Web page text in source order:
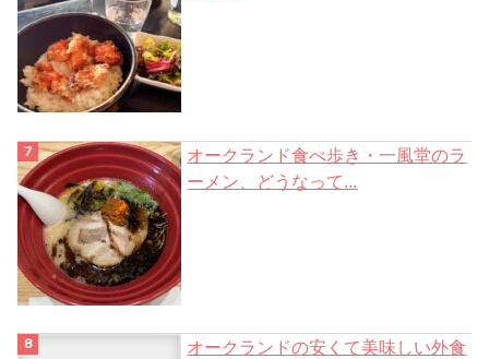
オークランド食べ歩き・一風堂のラ
ーメン、どうなって...
オークランドの安くて美味しい外食